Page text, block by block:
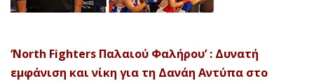
‘North Fighters Παλαιού Φαλήρου’ : Δυνατή
εμφάνιση και νίκη για τη Δανάη Αντύπα στο